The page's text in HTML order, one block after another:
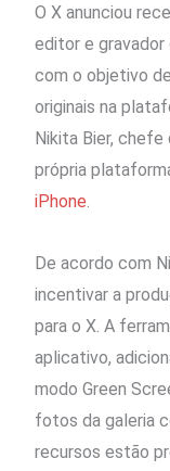
O X anunciou
editor e
com o objetivo
originais na
Nikita Bier, chefe
própria
iPhone
De acordo com
incentivar a
para o X. A
aplicativo,
modo Green
fotos da galeria
recursos estão